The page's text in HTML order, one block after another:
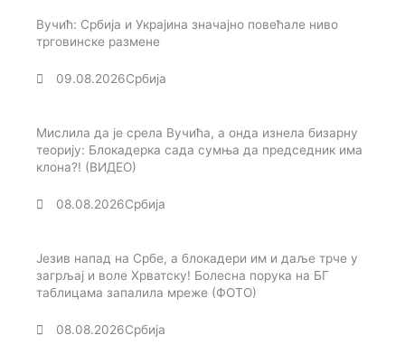
Вучић: Србија и Украјина значајно повећале ниво
трговинске размене
09.08.2026Србија
Мислила да је срела Вучића, а онда изнела бизарну
теорију: Блокадерка сада сумња да председник има
клона?! (ВИДЕО)
08.08.2026Србија
Језив напад на Србе, а блокадери им и даље трче у
загрљај и воле Хрватску! Болесна порука на БГ
таблицама запалила мреже (ФОТО)
08.08.2026Србија